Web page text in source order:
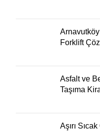
Forklift
Asfalt ve
Taşıma
Aşırı